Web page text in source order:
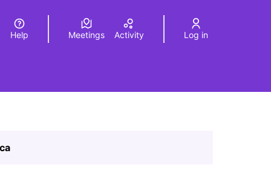
Elegir el idiomaChoose language
Help Meetings Activity Log in